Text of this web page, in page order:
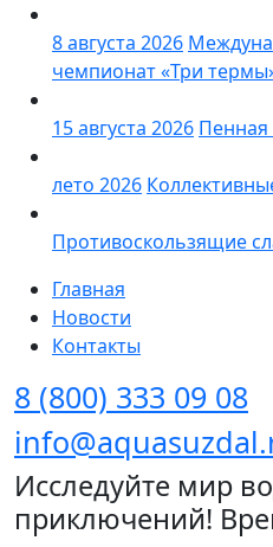
8 августа 2026
чемпионат «Три
15 августа 2026 Пенная
лето 2026
Противоскользящие
Главная
Новости
Контакты
8 (800) 333 09 08
Исследуйте мир
приключений!